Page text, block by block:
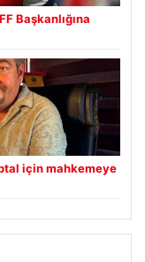
Başkanlığına
için mahkemeye